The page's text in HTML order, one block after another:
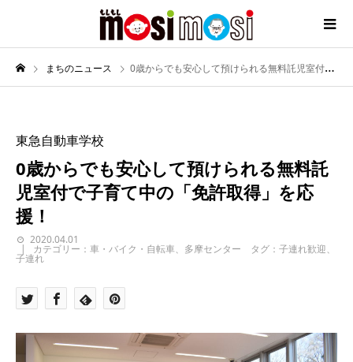
まちのニュース 0歳からでも安心して預けられる無料託児室付で子育て中の「免許取得」を応援！
東急自動車学校
0歳からでも安心して預けられる無料託
児室付で子育て中の「免許取得」を応
援！
2020.04.01
カテゴリー：車・バイク・自転車、多摩センター タグ：子連れ歓迎、
子連れ